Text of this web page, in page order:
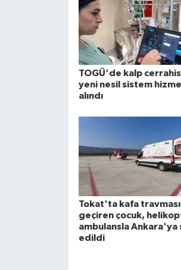
TOGÜ'de kalp
yeni nesil sistem
alındı
Tokat'ta kafa travması
geçiren çocuk,
ambulansla Ankara'ya
edildi